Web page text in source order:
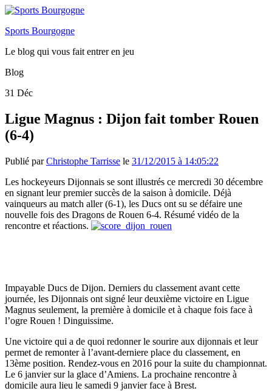
Sports Bourgogne
Le blog qui vous fait entrer en jeu
Blog
31 Déc
Ligue Magnus : Dijon fait tomber Rouen
(6-4)
Publié parChristophe Tarrisse le 31/12/2015 à 14:05:22
Les hockeyeurs Dijonnais se sont illustrés ce mercredi 30 décembre
en signant leur premier succès de la saison à domicile. Déjà
vainqueurs au match aller (6-1), les Ducs ont su se défaire une
nouvelle fois des Dragons de Rouen 6-4. Résumé vidéo de la
rencontre et réactions.
Impayable Ducs de Dijon. Derniers du classement avant cette
journée, les Dijonnais ont signé leur deuxième victoire en Ligue
Magnus seulement, la première à domicile et à chaque fois face à
l’ogre Rouen ! Dinguissime.
Une victoire qui a de quoi redonner le sourire aux dijonnais et leur
permet de remonter à l’avant-derniere place du classement, en
13ème position. Rendez-vous en 2016 pour la suite du championnat.
Le 6 janvier sur la glace d’Amiens. La prochaine rencontre à
domicile aura lieu le samedi 9 janvier face à Brest.